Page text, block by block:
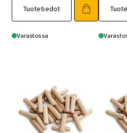
Tuotetiedot
Varastossa